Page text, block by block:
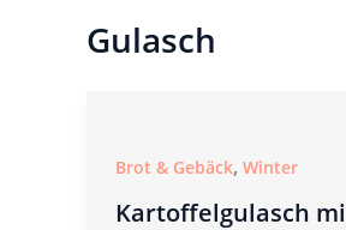
Gulasch
Brot & Gebäck, Winter
Kartoffelgulasch